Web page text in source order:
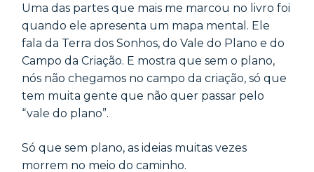
Uma das partes que mais me marcou no livro foi
quando ele apresenta um mapa mental. Ele
fala da Terra dos Sonhos, do Vale do Plano e do
Campo da Criação. E mostra que sem o plano,
nós não chegamos no campo da criação, só que
tem muita gente que não quer passar pelo
“vale do plano”.
Só que sem plano, as ideias muitas vezes
morrem no meio do caminho.